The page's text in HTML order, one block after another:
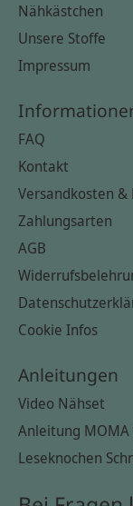
Nähkästchen
Unsere Stoffe
Impressum
FAQ
Kontakt
Versandkosten &
Zahlungsarten
AGB
Cookie Infos
Anleitungen
Video Nähset
Anleitung MOMA
Leseknochen